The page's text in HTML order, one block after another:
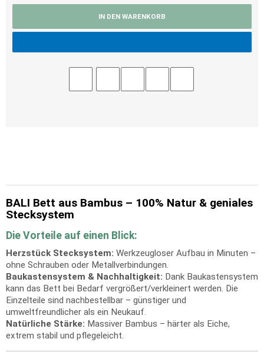
IN DEN WARENKORB
BALI Bett aus Bambus – 100% Natur & geniales
Stecksystem
Die Vorteile auf einen Blick:
Herzstück Stecksystem: Werkzeugloser Aufbau in Minuten –
ohne Schrauben oder Metallverbindungen.
Baukastensystem & Nachhaltigkeit: Dank Baukastensystem
kann das Bett bei Bedarf vergrößert/verkleinert werden. Die
Einzelteile sind nachbestellbar – günstiger und
umweltfreundlicher als ein Neukauf.
Natürliche Stärke: Massiver Bambus – härter als Eiche,
extrem stabil und pflegeleicht.